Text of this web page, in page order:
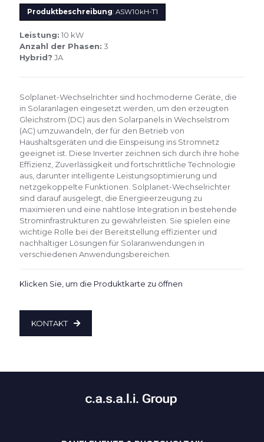
Produktbeschreibung: ASW10kH-T1
Leistung: 10 kW
Anzahl der Phasen: 3
Hybrid? JA
Solplanet-Wechselrichter sind hochmoderne Geräte, die
in Solaranlagen eingesetzt werden, um den erzeugten
Gleichstrom (DC) aus den Solarpanels in Wechselstrom
(AC) umzuwandeln, der für den Betrieb von
Haushaltsgeräten und die Einspeisung ins Stromnetz
geeignet ist. Diese Inverter zeichnen sich durch ihre hohe
Effizienz, Zuverlässigkeit und fortschrittliche Technologie
aus, darunter intelligente Leistungsoptimierung und
netzgekoppelte Funktionen. Solplanet-Wechselrichter
sind darauf ausgelegt, die Energieerzeugung zu
maximieren und eine nahtlose Integration in bestehende
Strominfrastrukturen zu gewährleisten. Sie spielen eine
wichtige Rolle bei der Bereitstellung effizienter und
nachhaltiger Lösungen für Solaranwendungen in
verschiedenen Anwendungsbereichen.
Klicken Sie, um die Produktkarte zu öffnen
KONTAKT